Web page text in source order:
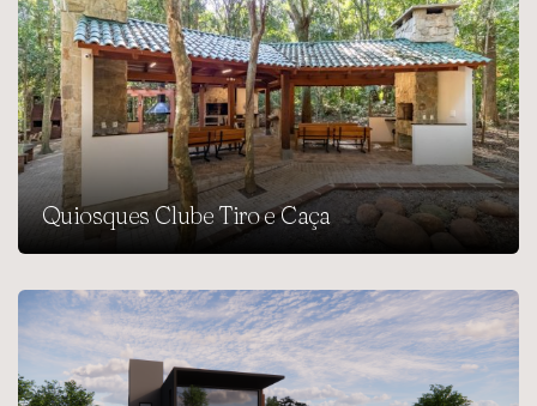
Quiosques Clube Tiro e Caça